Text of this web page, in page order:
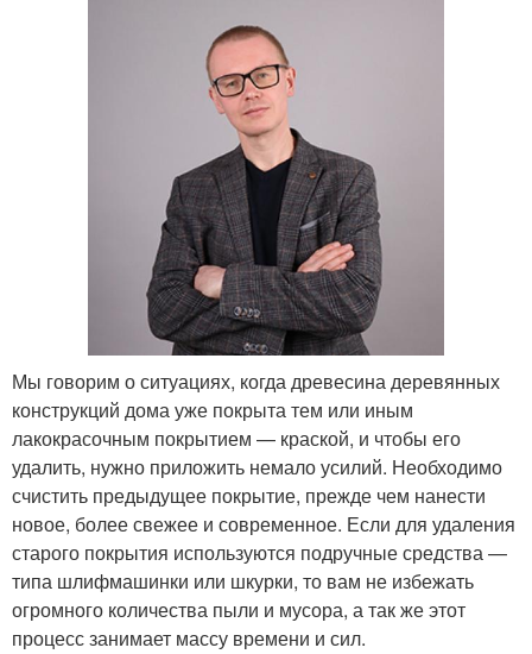
Мы говорим о ситуациях, когда древесина деревянных
конструкций дома уже покрыта тем или иным
лакокрасочным покрытием — краской, и чтобы его
удалить, нужно приложить немало усилий. Необходимо
счистить предыдущее покрытие, прежде чем нанести
новое, более свежее и современное. Если для удаления
старого покрытия используются подручные средства —
типа шлифмашинки или шкурки, то вам не избежать
огромного количества пыли и мусора, а так же этот
процесс занимает массу времени и сил.